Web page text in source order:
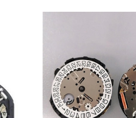
Epson
Виробник:
1 500